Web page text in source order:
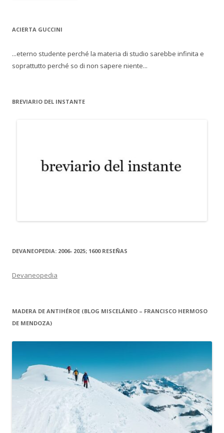
ACIERTA GUCCINI
...eterno studente perché la materia di studio sarebbe infinita e
soprattutto perché so di non sapere niente...
BREVIARIO DEL INSTANTE
DEVANEOPEDIA: 2006- 2025; 1600 RESEÑAS
Devaneopedia
MADERA DE ANTIHÉROE (BLOG MISCELÁNEO – FRANCISCO HERMOSO
DE MENDOZA)